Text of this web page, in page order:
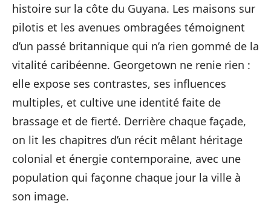
histoire sur la côte du Guyana. Les maisons sur
pilotis et les avenues ombragées témoignent
d’un passé britannique qui n’a rien gommé de la
vitalité caribéenne. Georgetown ne renie rien :
elle expose ses contrastes, ses influences
multiples, et cultive une identité faite de
brassage et de fierté. Derrière chaque façade,
on lit les chapitres d’un récit mêlant héritage
colonial et énergie contemporaine, avec une
population qui façonne chaque jour la ville à
son image.